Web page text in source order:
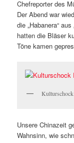
Chefreporter des
Der Abend war
die „Habanera“
hatten die Bläser
Töne kamen
Unsere Chinazeit
Wahnsinn, wie